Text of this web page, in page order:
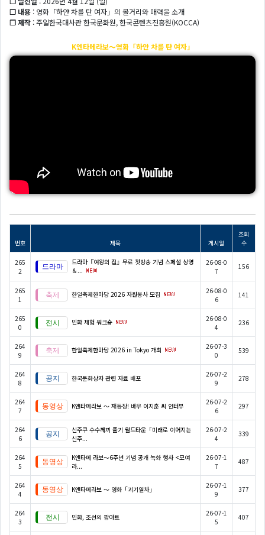
❐ 내용 : 영화「하얀 차를 탄 여자」의 볼거리와 매력을 소개
❐ 제작 : 주일한국대사관 한국문화원, 한국콘텐츠진흥원(KOCCA)
K엔타메라보～영화「하얀 차를 탄 여자」
번호 제목 게시일
조회
수
265
2
드라마『여왕의 집』무료 첫방송 기념 스페셜 상영
＆...
26-08-0
7
156
265
1
한일축제한마당 2026 자원봉사 모집
26-08-0
6
141
265
0
민화 체험 워크숍
26-08-0
4
236
264
9
한일축제한마당 2026 in Tokyo 개최
26-07-3
0
539
264
8
한국문화상자 관련 자료 배포
26-07-2
9
278
264
7
K엔타메라보 ～ 재등장! 배우 이지훈 씨 인터뷰
26-07-2
6
297
264
6
신주쿠 수수께끼 풀기 월드타운「미래로 이어지는
신주...
26-07-2
4
339
264
5
K엔타메 라보～6주년 기념 공개 녹화 행사 <모여
라...
26-07-1
7
487
264
4
K엔타메라보 ～ 영화「괴기열차」
26-07-1
9
377
264
3
민화, 조선의 팝아트
26-07-1
5
407